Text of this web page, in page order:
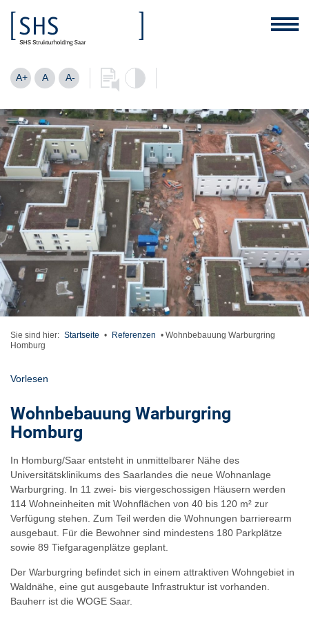
A+ A A-
Sie sind hier: Startseite • Referenzen • Wohnbebauung Warburgring
Homburg
Vorlesen
Wohnbebauung Warburgring
Homburg
In Homburg/Saar entsteht in unmittelbarer Nähe des
Universitätsklinikums des Saarlandes die neue Wohnanlage
Warburgring. In 11 zwei- bis viergeschossigen Häusern werden
114 Wohneinheiten mit Wohnflächen von 40 bis 120 m² zur
Verfügung stehen. Zum Teil werden die Wohnungen barrierearm
ausgebaut. Für die Bewohner sind mindestens 180 Parkplätze
sowie 89 Tiefgaragenplätze geplant.
Der Warburgring befindet sich in einem attraktiven Wohngebiet in
Waldnähe, eine gut ausgebaute Infrastruktur ist vorhanden.
Bauherr ist die WOGE Saar.